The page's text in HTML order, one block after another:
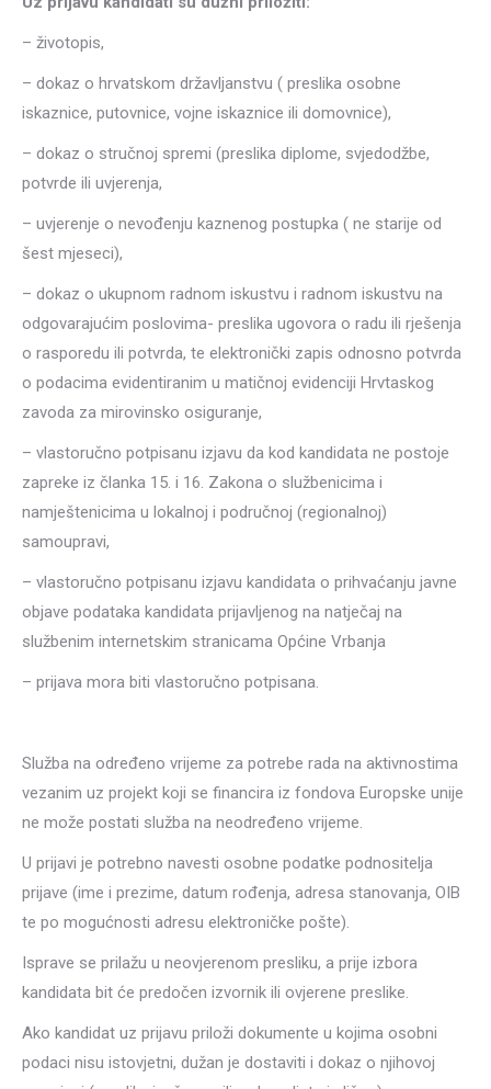
– životopis,
– dokaz o hrvatskom državljanstvu ( preslika osobne
iskaznice, putovnice, vojne iskaznice ili domovnice),
– dokaz o stručnoj spremi (preslika diplome, svjedodžbe,
potvrde ili uvjerenja,
– uvjerenje o nevođenju kaznenog postupka ( ne starije od
šest mjeseci),
– dokaz o ukupnom radnom iskustvu i radnom iskustvu na
odgovarajućim poslovima- preslika ugovora o radu ili rješenja
o rasporedu ili potvrda, te elektronički zapis odnosno potvrda
o podacima evidentiranim u matičnoj evidenciji Hrvtaskog
zavoda za mirovinsko osiguranje,
– vlastoručno potpisanu izjavu da kod kandidata ne postoje
zapreke iz članka 15. i 16. Zakona o službenicima i
namještenicima u lokalnoj i područnoj (regionalnoj)
samoupravi,
– vlastoručno potpisanu izjavu kandidata o prihvaćanju javne
objave podataka kandidata prijavljenog na natječaj na
službenim internetskim stranicama Općine Vrbanja
– prijava mora biti vlastoručno potpisana.
Služba na određeno vrijeme za potrebe rada na aktivnostima
vezanim uz projekt koji se financira iz fondova Europske unije
ne može postati služba na neodređeno vrijeme.
U prijavi je potrebno navesti osobne podatke podnositelja
prijave (ime i prezime, datum rođenja, adresa stanovanja, OIB
te po mogućnosti adresu elektroničke pošte).
Isprave se prilažu u neovjerenom presliku, a prije izbora
kandidata bit će predočen izvornik ili ovjerene preslike.
Ako kandidat uz prijavu priloži dokumente u kojima osobni
podaci nisu istovjetni, dužan je dostaviti i dokaz o njihovoj